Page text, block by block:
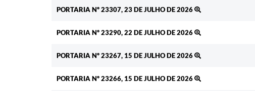
PORTARIA Nº 23307, 23 DE JULHO DE 2026
PORTARIA Nº 23290, 22 DE JULHO DE 2026
PORTARIA Nº 23267, 15 DE JULHO DE 2026
PORTARIA Nº 23266, 15 DE JULHO DE 2026